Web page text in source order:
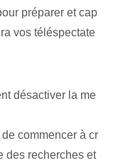
préparer et cap
vos téléspectate
désactiver la me
commencer à cr
des recherches et